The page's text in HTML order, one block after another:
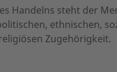
Handelns steht der
ethnischen,
Zugehörigkeit.